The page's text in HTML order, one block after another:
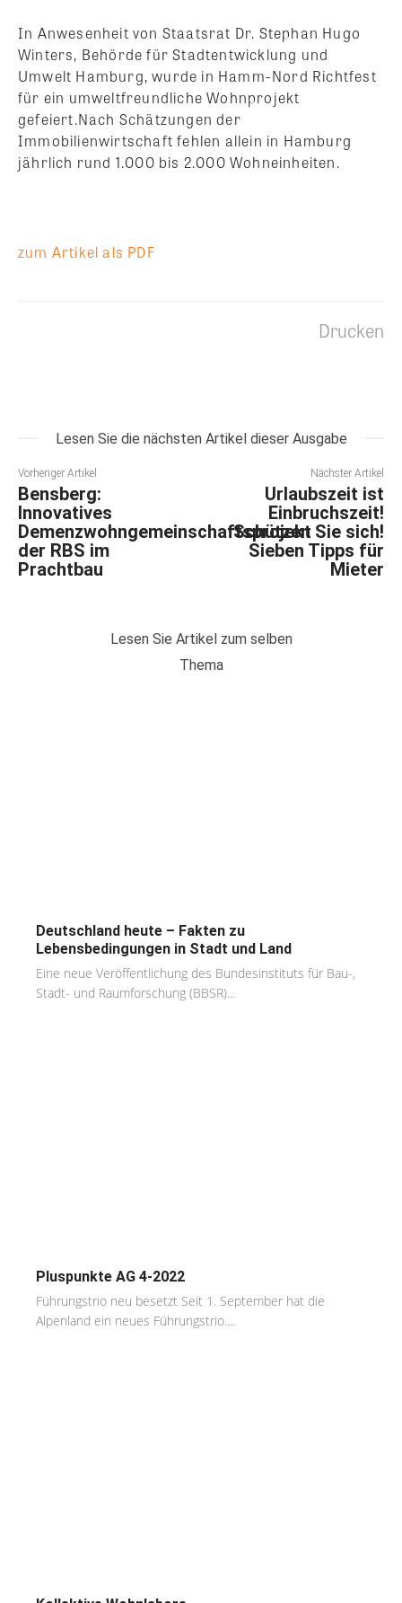
In Anwesenheit von Staatsrat Dr. Stephan Hugo
Winters, Behörde für Stadtentwicklung und
Umwelt Hamburg, wurde in Hamm-Nord Richtfest
für ein umweltfreundliche Wohnprojekt
gefeiert.Nach Schätzungen der
Immobilienwirtschaft fehlen allein in Hamburg
jährlich rund 1.000 bis 2.000 Wohneinheiten.
zum Artikel als PDF
Drucken
Lesen Sie die nächsten Artikel dieser Ausgabe
Vorheriger Artikel
Bensberg:
Innovatives
Demenzwohngemeinschaftsprojekt
der RBS im
Prachtbau
Nächster Artikel
Urlaubszeit ist
Einbruchszeit!
Schützen Sie sich!
Sieben Tipps für
Mieter
Lesen Sie Artikel zum selben
Thema
Deutschland heute – Fakten zu
Lebensbedingungen in Stadt und Land
Eine neue Veröffentlichung des Bundesinstituts für Bau-,
Stadt- und Raumforschung (BBSR)...
Pluspunkte AG 4-2022
Führungstrio neu besetzt Seit 1. September hat die
Alpenland ein neues Führungstrio....